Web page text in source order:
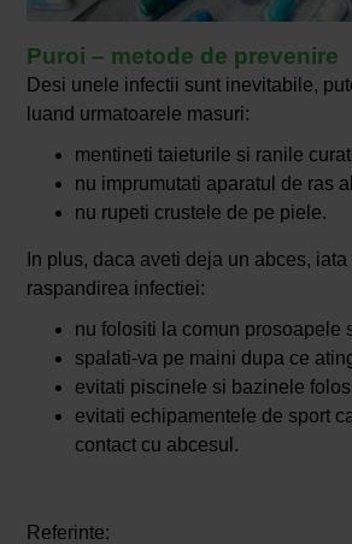
Puroi – metode de prevenire
Desi unele infectii sunt inevitabile,
luand urmatoarele masuri:
mentineti taieturile si ranile
nu imprumutati aparatul de ras
nu rupeti crustele de pe piele.
In plus, daca aveti deja un abces,
raspandirea infectiei:
nu folositi la comun prosoapele
spalati-va pe maini dupa ce
evitati piscinele si bazinele
evitati echipamentele de sport
contact cu abcesul.
Referinte: